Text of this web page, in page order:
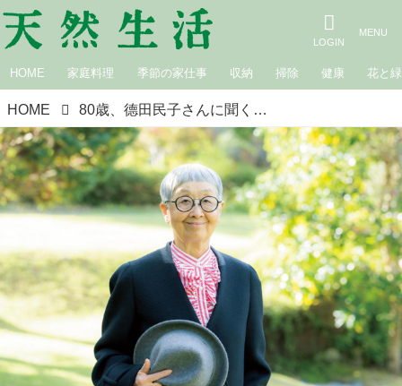
HOME 家庭料理 季節の家仕事 収納 掃除 健康 花と緑
HOME 80歳、德田民子さんに聞く「似合うメガネ」の選び方。化粧いらずは“メガネのおかげ”4本の愛用品も拝見